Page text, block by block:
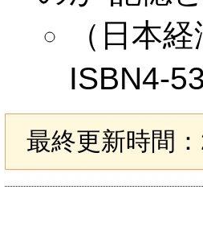
（日本
ISBN4-
最終更新時間